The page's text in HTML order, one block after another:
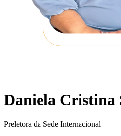
Daniela Cristina
Preletora da Sede Internacional